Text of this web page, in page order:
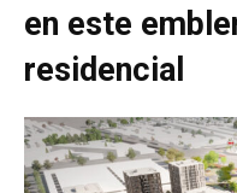
en este
residencial